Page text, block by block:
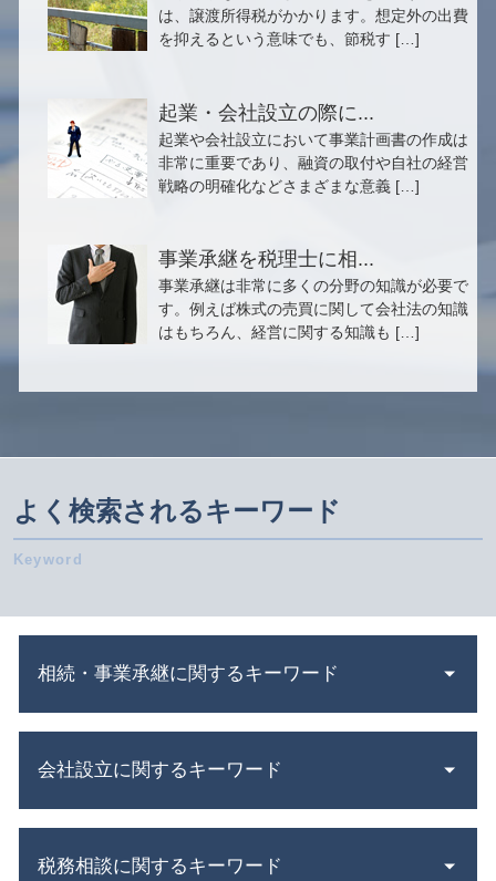
は、譲渡所得税がかかります。想定外の出費
を抑えるという意味でも、節税す […]
起業・会社設立の際に...
起業や会社設立において事業計画書の作成は
非常に重要であり、融資の取付や自社の経営
戦略の明確化などさまざまな意義 […]
事業承継を税理士に相...
事業承継は非常に多くの分野の知識が必要で
す。例えば株式の売買に関して会社法の知識
はもちろん、経営に関する知識も […]
よく検索されるキーワード
相続・事業承継に関するキーワード
相続 財産
相続 債務
小規模宅地の特例 要件
会社設立に関するキーワード
合同会社 資本金
税務相談に関するキーワード